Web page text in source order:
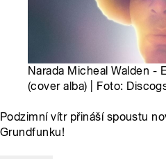
Narada Micheal Walden -
(cover alba) | Foto:
Podzimní vítr přináší spoustu
Grundfunku!